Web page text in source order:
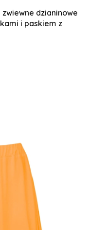
zwiewne dzianinowe
i paskiem z